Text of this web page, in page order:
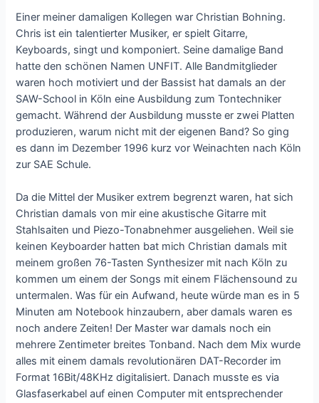
Einer meiner damaligen Kollegen war Christian Bohning.
Chris ist ein talentierter Musiker, er spielt Gitarre,
Keyboards, singt und komponiert. Seine damalige Band
hatte den schönen Namen UNFIT. Alle Bandmitglieder
waren hoch motiviert und der Bassist hat damals an der
SAW-School in Köln eine Ausbildung zum Tontechniker
gemacht. Während der Ausbildung musste er zwei Platten
produzieren, warum nicht mit der eigenen Band? So ging
es dann im Dezember 1996 kurz vor Weinachten nach Köln
zur SAE Schule.
Da die Mittel der Musiker extrem begrenzt waren, hat sich
Christian damals von mir eine akustische Gitarre mit
Stahlsaiten und Piezo-Tonabnehmer ausgeliehen. Weil sie
keinen Keyboarder hatten bat mich Christian damals mit
meinem großen 76-Tasten Synthesizer mit nach Köln zu
kommen um einem der Songs mit einem Flächensound zu
untermalen. Was für ein Aufwand, heute würde man es in 5
Minuten am Notebook hinzaubern, aber damals waren es
noch andere Zeiten! Der Master war damals noch ein
mehrere Zentimeter breites Tonband. Nach dem Mix wurde
alles mit einem damals revolutionären DAT-Recorder im
Format 16Bit/48KHz digitalisiert. Danach musste es via
Glasfaserkabel auf einen Computer mit entsprechender